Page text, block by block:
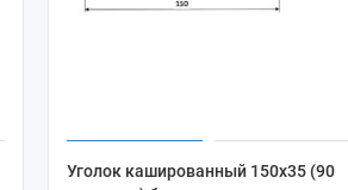
Уголок кашированный 150х35 (90